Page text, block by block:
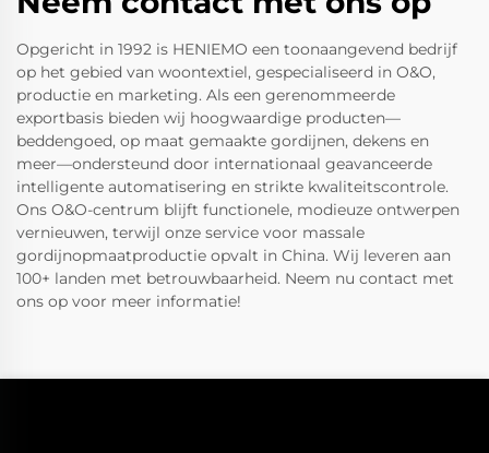
Opgericht in 1992 is HENIEMO een toonaangevend bedrijf
op het gebied van woontextiel, gespecialiseerd in O&O,
productie en marketing. Als een gerenommeerde
exportbasis bieden wij hoogwaardige producten—
beddengoed, op maat gemaakte gordijnen, dekens en
meer—ondersteund door internationaal geavanceerde
intelligente automatisering en strikte kwaliteitscontrole.
Ons O&O-centrum blijft functionele, modieuze ontwerpen
vernieuwen, terwijl onze service voor massale
gordijnopmaatproductie opvalt in China. Wij leveren aan
100+ landen met betrouwbaarheid. Neem nu contact met
ons op voor meer informatie!